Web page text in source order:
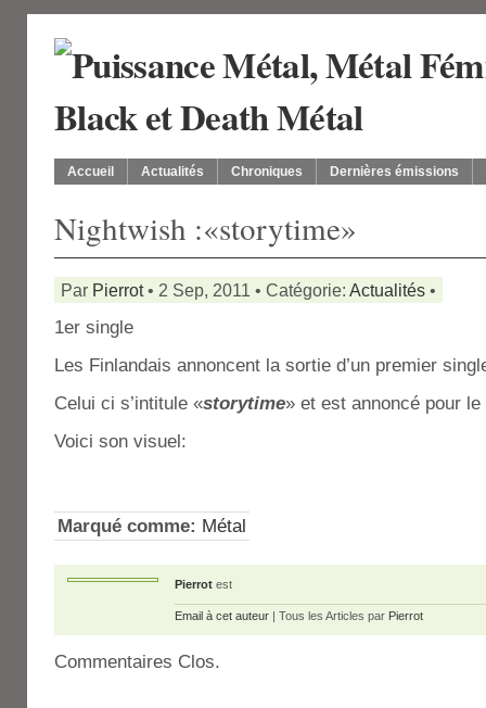
Accueil Actualités Chroniques Dernières émissions
Nightwish :«storytime»
Par Pierrot• 2 Sep, 2011 • Catégorie: Actualités •
1er single
Les Finlandais annoncent la sortie d’un premier
Celui ci s’intitule «storytime» et est annoncé pour
Voici son visuel:
Marqué comme: Métal
Pierrot est
Email à cet auteur | Tous les Articles par Pierrot
Commentaires Clos.